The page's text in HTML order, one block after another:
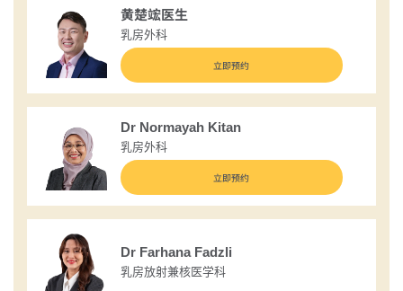
黄楚竤医生
乳房外科
立即预约
Dr Normayah Kitan
乳房外科
立即预约
Dr Farhana Fadzli
乳房放射兼核医学科